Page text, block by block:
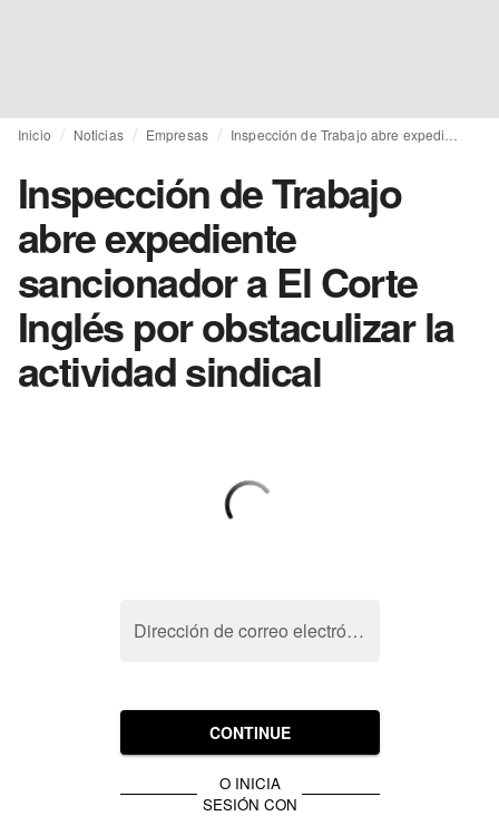
Inicio Noticias Empresas
Inspección de Trabajo
abre expediente
sancionador a El Corte
Inglés por obstaculizar la
actividad sindical
Dirección de correo electrónico
CONTINUE
O INICIA
SESIÓN CON